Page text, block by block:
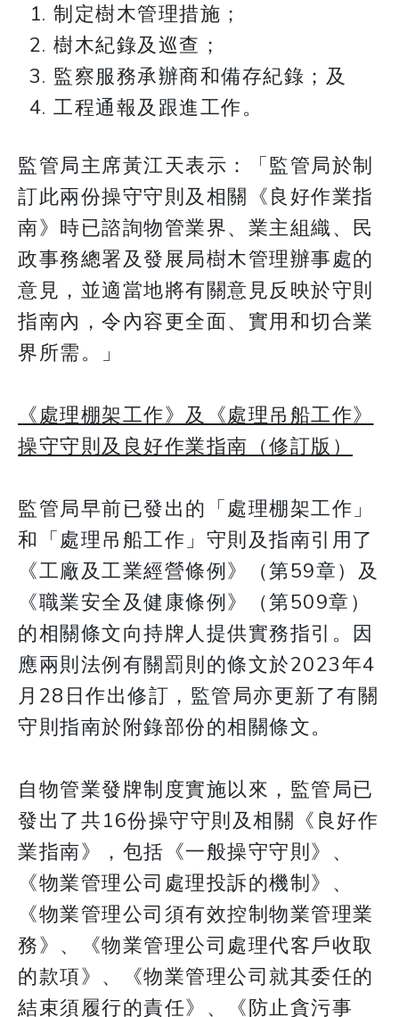
制定樹木管理措施；
樹木紀錄及巡查；
監察服務承辦商和備存紀錄；及
工程通報及跟進工作。
監管局主席黃江天表示：「監管局於制
訂此兩份操守守則及相關《良好作業指
南》時已諮詢物管業界、業主組織、民
政事務總署及發展局樹木管理辦事處的
意見，並適當地將有關意見反映於守則
指南內，令內容更全面、實用和切合業
界所需。」
《處理棚架工作》及《處理吊船工作》
操守守則及良好作業指南（修訂版）
監管局早前已發出的「處理棚架工作」
和「處理吊船工作」守則及指南引用了
《工廠及工業經營條例》（第59章）及
《職業安全及健康條例》（第509章）
的相關條文向持牌人提供實務指引。因
應兩則法例有關罰則的條文於2023年4
月28日作出修訂，監管局亦更新了有關
守則指南於附錄部份的相關條文。
自物管業發牌制度實施以來，監管局已
發出了共16份操守守則及相關《良好作
業指南》，包括《一般操守守則》、
《物業管理公司處理投訴的機制》、
《物業管理公司須有效控制物業管理業
務》、《物業管理公司處理代客戶收取
的款項》、《物業管理公司就其委任的
結束須履行的責任》、《防止貪污事